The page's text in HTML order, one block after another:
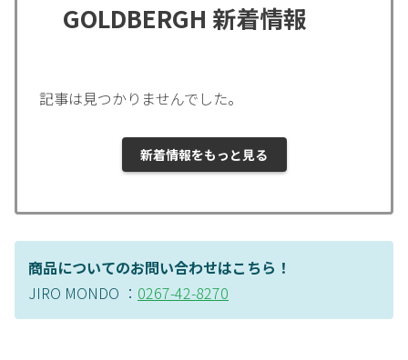
GOLDBERGH 新着情報
記事は見つかりませんでした。
新着情報をもっと見る
商品についてのお問い合わせはこちら！
JIRO MONDO ： 0267-42-8270